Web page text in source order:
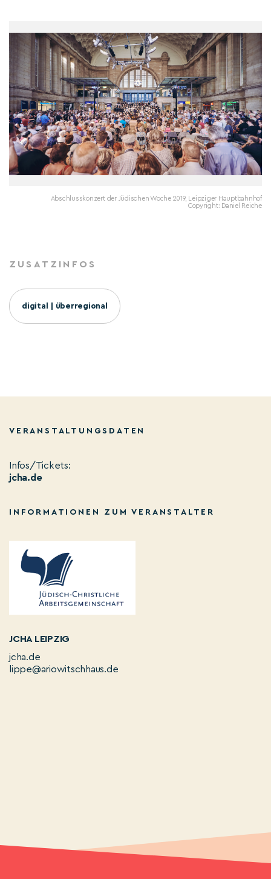
Abschlusskonzert der Jüdischen Woche 2019, Leipziger Hauptbahnhof
Copyright: Daniel Reiche
ZUSATZINFOS
digital | überregional
VERANSTALTUNGSDATEN
Infos/Tickets:
jcha.de
INFORMATIONEN ZUM VERANSTALTER
JCHA LEIPZIG
jcha.de
lippe@ariowitschhaus.de